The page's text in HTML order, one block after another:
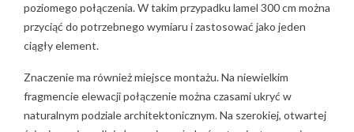
poziomego połączenia. W takim przypadku lamel 300 cm można
przyciąć do potrzebnego wymiaru i zastosować jako jeden
ciągły element.
Znaczenie ma również miejsce montażu. Na niewielkim
fragmencie elewacji połączenie można czasami ukryć w
naturalnym podziale architektonicznym. Na szerokiej, otwartej